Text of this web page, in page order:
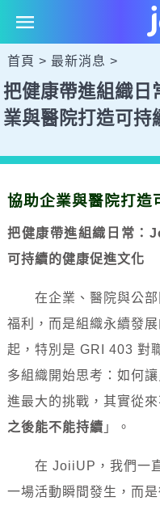
首頁 > 最新消息 >
把健康帶進組織
業與醫院打造可持
協助企業與醫院打造
把健康帶進組織日常：
可持續的健康促進文化
在企業、醫院與公部
福利，而是組織永續發
起，特別是 GRI 403 對
多組織開始思考：如何
進最大的挑戰，其實從
之後能不能持續 」。
在 JoiiUP，我們一直
一場活動瞬間發生，而